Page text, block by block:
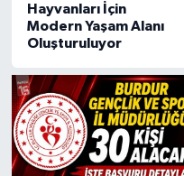
Hayvanları İçin
Modern Yaşam Alanı
Oluşturuluyor